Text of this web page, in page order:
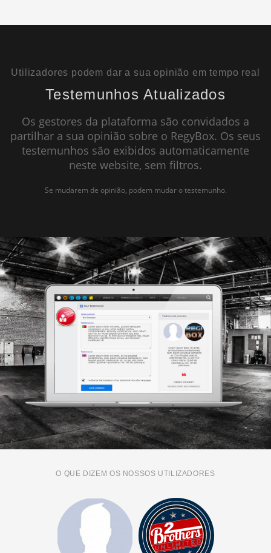
Utilizadores podem dar a sua opinião em tempo real
Testemunhos Atualizados
Os gestores da plataforma são convidados a
partilhar a sua opinião sobre o RegyBox. Os seus
testemunhos são exibidos automaticamente
neste website, sem filtros.
Se mudarem de opinião, podem mudar o testemunho.
O QUE DIZEM OS NOSSOS UTILIZADORES